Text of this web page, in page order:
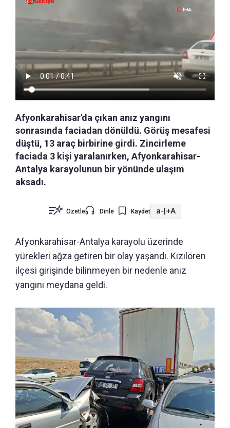
Afyonkarahisar'da çıkan anız yangını
sonrasında faciadan dönüldü. Görüş mesafesi
düştü, 13 araç birbirine girdi. Zincirleme
faciada 3 kişi yaralanırken, Afyonkarahisar-
Antalya karayolunun bir yönünde ulaşım
aksadı.
Özetle Dinle Kaydet a-|+A
Afyonkarahisar-Antalya karayolu üzerinde
yürekleri ağza getiren bir olay yaşandı. Kızılören
ilçesi girişinde bilinmeyen bir nedenle anız
yangını meydana geldi.